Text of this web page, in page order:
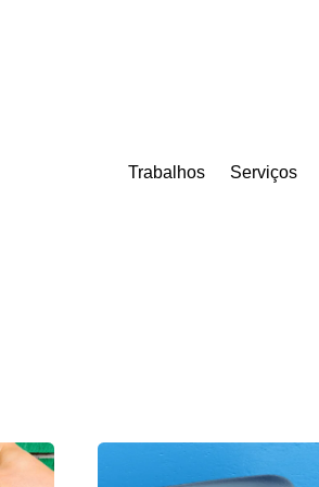
Trabalhos Serviços